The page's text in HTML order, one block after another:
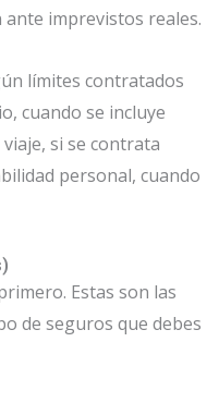
imprevistos reales.
límites contratados
cuando se incluye
si se contrata
personal, cuando
Estas son las
de seguros que debes